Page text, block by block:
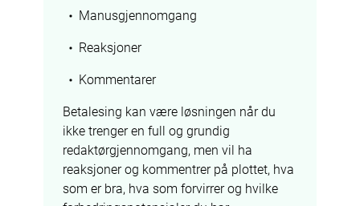
Manusgjennomgang
Reaksjoner
Kommentarer
Betalesing kan være løsningen når du
ikke trenger en full og grundig
redaktørgjennomgang, men vil ha
reaksjoner og kommentrer på plottet, hva
som er bra, hva som forvirrer og hvilke